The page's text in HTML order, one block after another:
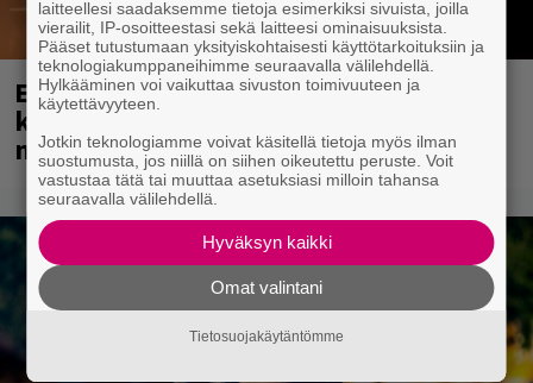
Eppu Normaali soitti viimeisen
konserttinsa koskaan – Yle Areenassa
nyt dokumentti bändistä
laitteellesi saadaksemme tietoja esimerkiksi sivuista, joilla
vierailit, IP-osoitteestasi sekä laitteesi ominaisuuksista.
Pääset tutustumaan yksityiskohtaisesti käyttötarkoituksiin ja
teknologiakumppaneihimme seuraavalla välilehdellä.
Hylkääminen voi vaikuttaa sivuston toimivuuteen ja
käytettävyyteen.
Jotkin teknologiamme voivat käsitellä tietoja myös ilman
suostumusta, jos niillä on siihen oikeutettu peruste. Voit
vastustaa tätä tai muuttaa asetuksiasi milloin tahansa
seuraavalla välilehdellä.
Hyväksyn kaikki
Omat valintani
Tietosuojakäytäntömme